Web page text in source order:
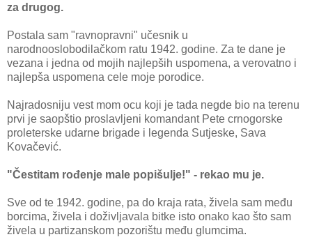
za drugog.
Postala sam "ravnopravni" učesnik u
narodnooslobodilačkom ratu 1942. godine. Za te dane je
vezana i jedna od mojih najlepših uspomena, a verovatno i
najlepša uspomena cele moje porodice.
Najradosniju vest mom ocu koji je tada negde bio na terenu
prvi je saopštio proslavljeni komandant Pete crnogorske
proleterske udarne brigade i legenda Sutjeske, Sava
Kovačević.
"Čestitam rođenje male popišulje!" - rekao mu je.
Sve od te 1942. godine, pa do kraja rata, živela sam među
borcima, živela i doživljavala bitke isto onako kao što sam
živela u partizanskom pozorištu među glumcima.